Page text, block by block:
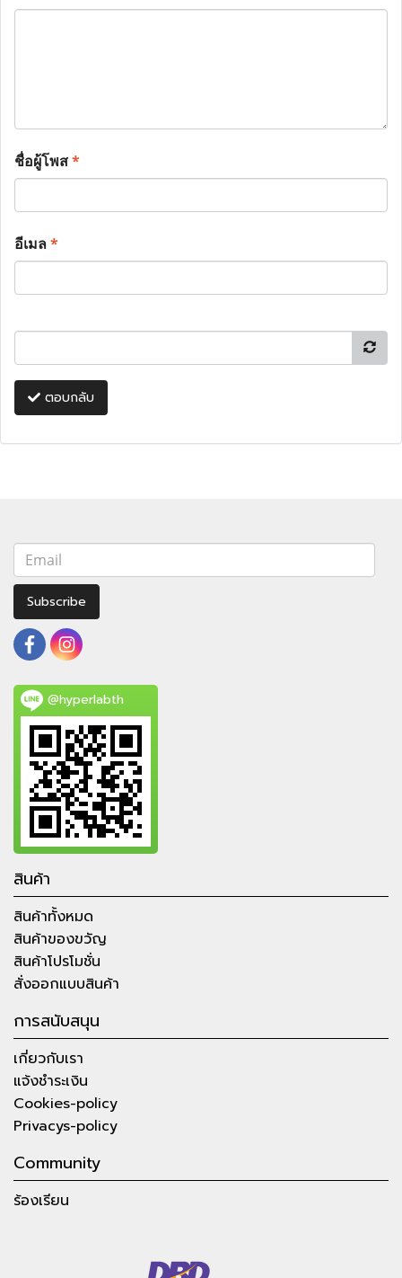
ชื่อผู้โพส*
อีเมล*
ตอบกลับ
Subscribe
@hyperlabth
สินค้า
สินค้าทั้งหมด
สินค้าของขวัญ
สินค้าโปรโมชั่น
สั่งออกแบบสินค้า
การสนับสนุน
เกี่ยวกับเรา
แจ้งชำระเงิน
Cookies-policy
Privacys-policy
Community
ร้องเรียน